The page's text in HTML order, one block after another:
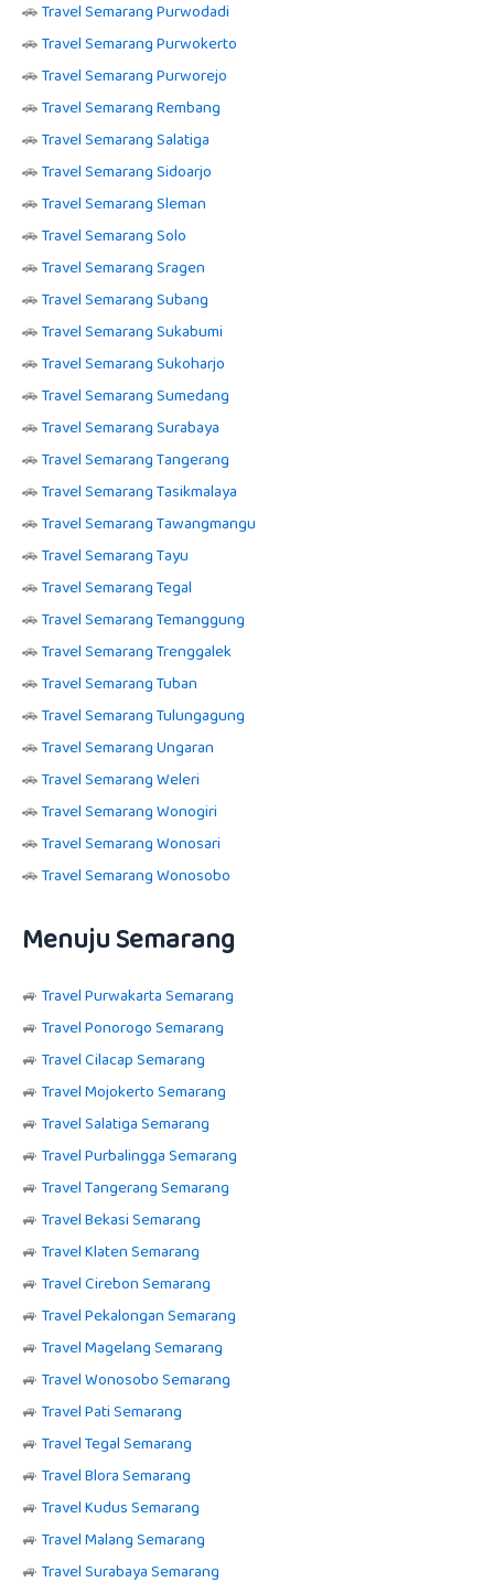
🚗Travel Semarang Purwodadi
🚗Travel Semarang Purwokerto
🚗Travel Semarang Purworejo
🚗Travel Semarang Rembang
🚗Travel Semarang Salatiga
🚗Travel Semarang Sidoarjo
🚗Travel Semarang Sleman
🚗Travel Semarang Solo
🚗Travel Semarang Sragen
🚗Travel Semarang Subang
🚗Travel Semarang Sukabumi
🚗Travel Semarang Sukoharjo
🚗Travel Semarang Sumedang
🚗Travel Semarang Surabaya
🚗Travel Semarang Tangerang
🚗Travel Semarang Tasikmalaya
🚗Travel Semarang Tawangmangu
🚗Travel Semarang Tayu
🚗Travel Semarang Tegal
🚗Travel Semarang Temanggung
🚗Travel Semarang Trenggalek
🚗Travel Semarang Tuban
🚗Travel Semarang Tulungagung
🚗Travel Semarang Ungaran
🚗Travel Semarang Weleri
🚗Travel Semarang Wonogiri
🚗Travel Semarang Wonosari
🚗Travel Semarang Wonosobo
Menuju Semarang
🚙 Travel Purwakarta Semarang
🚙 Travel Ponorogo Semarang
🚙 Travel Cilacap Semarang
🚙 Travel Mojokerto Semarang
🚙 Travel Salatiga Semarang
🚙 Travel Purbalingga Semarang
🚙 Travel Tangerang Semarang
🚙 Travel Bekasi Semarang
🚙 Travel Klaten Semarang
🚙 Travel Cirebon Semarang
🚙 Travel Pekalongan Semarang
🚙 Travel Magelang Semarang
🚙 Travel Wonosobo Semarang
🚙 Travel Pati Semarang
🚙 Travel Tegal Semarang
🚙 Travel Blora Semarang
🚙 Travel Kudus Semarang
🚙 Travel Malang Semarang
🚙 Travel Surabaya Semarang